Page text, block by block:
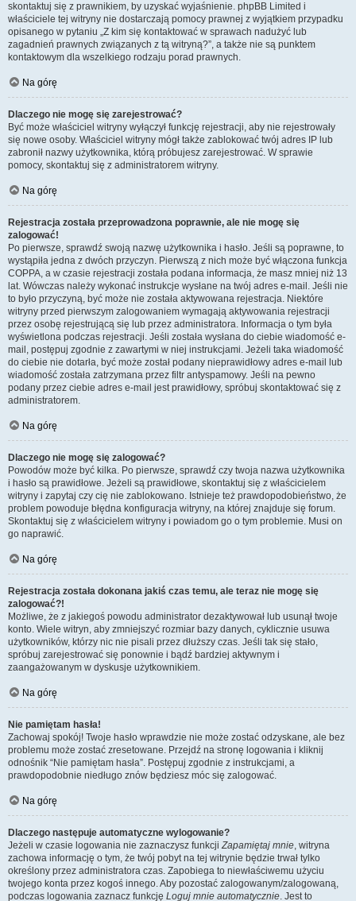
skontaktuj się z prawnikiem, by uzyskać wyjaśnienie. phpBB Limited i
właściciele tej witryny nie dostarczają pomocy prawnej z wyjątkiem przypadku
opisanego w pytaniu „Z kim się kontaktować w sprawach nadużyć lub
zagadnień prawnych związanych z tą witryną?”, a także nie są punktem
kontaktowym dla wszelkiego rodzaju porad prawnych.
Na górę
Dlaczego nie mogę się zarejestrować?
Być może właściciel witryny wyłączył funkcję rejestracji, aby nie rejestrowały
się nowe osoby. Właściciel witryny mógł także zablokować twój adres IP lub
zabronił nazwy użytkownika, którą próbujesz zarejestrować. W sprawie
pomocy, skontaktuj się z administratorem witryny.
Na górę
Rejestracja została przeprowadzona poprawnie, ale nie mogę się
zalogować!
Po pierwsze, sprawdź swoją nazwę użytkownika i hasło. Jeśli są poprawne, to
wystąpiła jedna z dwóch przyczyn. Pierwszą z nich może być włączona funkcja
COPPA, a w czasie rejestracji została podana informacja, że masz mniej niż 13
lat. Wówczas należy wykonać instrukcje wysłane na twój adres e-mail. Jeśli nie
to było przyczyną, być może nie została aktywowana rejestracja. Niektóre
witryny przed pierwszym zalogowaniem wymagają aktywowania rejestracji
przez osobę rejestrującą się lub przez administratora. Informacja o tym była
wyświetlona podczas rejestracji. Jeśli została wysłana do ciebie wiadomość e-
mail, postępuj zgodnie z zawartymi w niej instrukcjami. Jeżeli taka wiadomość
do ciebie nie dotarła, być może został podany nieprawidłowy adres e-mail lub
wiadomość została zatrzymana przez filtr antyspamowy. Jeśli na pewno
podany przez ciebie adres e-mail jest prawidłowy, spróbuj skontaktować się z
administratorem.
Na górę
Dlaczego nie mogę się zalogować?
Powodów może być kilka. Po pierwsze, sprawdź czy twoja nazwa użytkownika
i hasło są prawidłowe. Jeżeli są prawidłowe, skontaktuj się z właścicielem
witryny i zapytaj czy cię nie zablokowano. Istnieje też prawdopodobieństwo, że
problem powoduje błędna konfiguracja witryny, na której znajduje się forum.
Skontaktuj się z właścicielem witryny i powiadom go o tym problemie. Musi on
go naprawić.
Na górę
Rejestracja została dokonana jakiś czas temu, ale teraz nie mogę się
zalogować?!
Możliwe, że z jakiegoś powodu administrator dezaktywował lub usunął twoje
konto. Wiele witryn, aby zmniejszyć rozmiar bazy danych, cyklicznie usuwa
użytkowników, którzy nic nie pisali przez dłuższy czas. Jeśli tak się stało,
spróbuj zarejestrować się ponownie i bądź bardziej aktywnym i
zaangażowanym w dyskusje użytkownikiem.
Na górę
Nie pamiętam hasła!
Zachowaj spokój! Twoje hasło wprawdzie nie może zostać odzyskane, ale bez
problemu może zostać zresetowane. Przejdź na stronę logowania i kliknij
odnośnik “Nie pamiętam hasła”. Postępuj zgodnie z instrukcjami, a
prawdopodobnie niedługo znów będziesz móc się zalogować.
Na górę
Dlaczego następuje automatyczne wylogowanie?
Jeżeli w czasie logowania nie zaznaczysz funkcjiZapamiętaj mnie, witryna
zachowa informację o tym, że twój pobyt na tej witrynie będzie trwał tylko
określony przez administratora czas. Zapobiega to niewłaściwemu użyciu
twojego konta przez kogoś innego. Aby pozostać zalogowanym/zalogowaną,
podczas logowania zaznacz funkcję Loguj mnie automatycznie. Jest to